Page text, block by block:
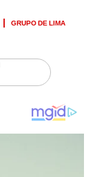
GRUPO DE LIMA